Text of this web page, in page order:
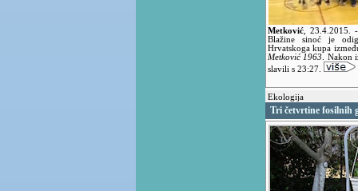
Metković 23.4.2015.
Blažine sinoć je
Hrvatskoga kupa
Metković 1963
. Nakon
slavili s 23:27.
Ekologija
Tri četvrtine fosilnih